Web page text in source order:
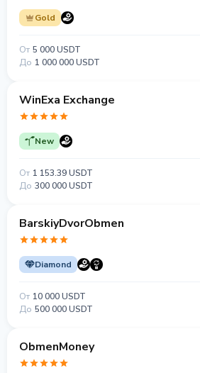
Gold
От 5 000 USDT
До 1 000 000 USDT
WinExa Exchange
New
От 1 153.39 USDT
До 300 000 USDT
BarskiyDvorObmen
Diamond
От 10 000 USDT
До 500 000 USDT
ObmenMoney